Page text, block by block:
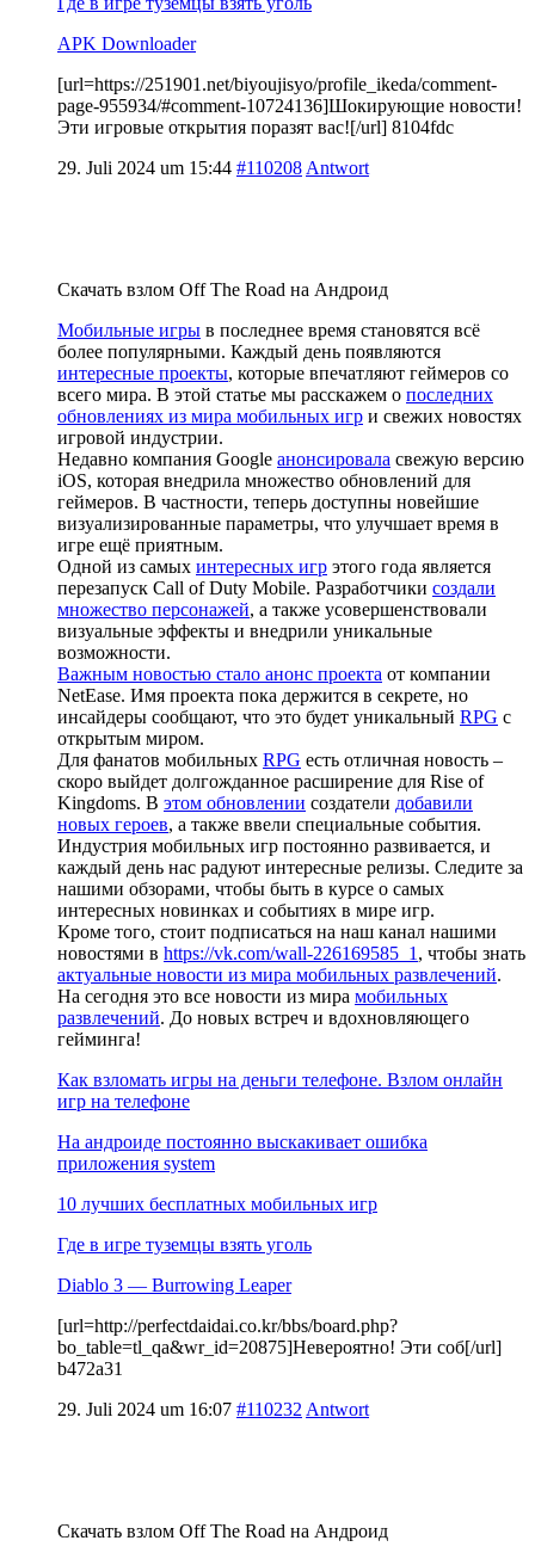
APK Downloader
[url=https://251901.net/biyoujisyo/profile_ikeda/comment-
page-955934/#comment-10724136]Шокирующие новости!
Эти игровые открытия поразят вас![/url] 8104fdc
29. Juli 2024 um 15:44 #110208 Antwort
Скачать взлом Off The Road на Андроид
Мобильные игры в последнее время становятся всё
более популярными. Каждый день появляются
интересные проекты, которые впечатляют геймеров со
всего мира. В этой статье мы расскажем о последних
обновлениях из мира мобильных игр и свежих новостях
игровой индустрии.
Недавно компания Google анонсировала свежую версию
iOS, которая внедрила множество обновлений для
геймеров. В частности, теперь доступны новейшие
визуализированные параметры, что улучшает время в
игре ещё приятным.
Одной из самых интересных игр этого года является
перезапуск Call of Duty Mobile. Разработчики создали
множество персонажей, а также усовершенствовали
визуальные эффекты и внедрили уникальные
возможности.
Важным новостью стало анонс проекта от компании
NetEase. Имя проекта пока держится в секрете, но
инсайдеры сообщают, что это будет уникальный RPG с
открытым миром.
Для фанатов мобильных RPG есть отличная новость –
скоро выйдет долгожданное расширение для Rise of
Kingdoms. В этом обновлении создатели добавили
новых героев, а также ввели специальные события.
Индустрия мобильных игр постоянно развивается, и
каждый день нас радуют интересные релизы. Следите за
нашими обзорами, чтобы быть в курсе о самых
интересных новинках и событиях в мире игр.
Кроме того, стоит подписаться на наш канал нашими
новостями в https://vk.com/wall-226169585_1 , чтобы знать
актуальные новости из мира мобильных развлечений.
На сегодня это все новости из мира мобильных
развлечений. До новых встреч и вдохновляющего
гейминга!
Как взломать игры на деньги телефоне. Взлом онлайн
игр на телефоне
На андроиде постоянно выскакивает ошибка
приложения system
10 лучших бесплатных мобильных игр
Где в игре туземцы взять уголь
Diablo 3 — Burrowing Leaper
[url=http://perfectdaidai.co.kr/bbs/board.php?
bo_table=tl_qa&wr_id=20875]Невероятно! Эти соб[/url]
b472a31
29. Juli 2024 um 16:07 #110232 Antwort
Скачать взлом Off The Road на Андроид